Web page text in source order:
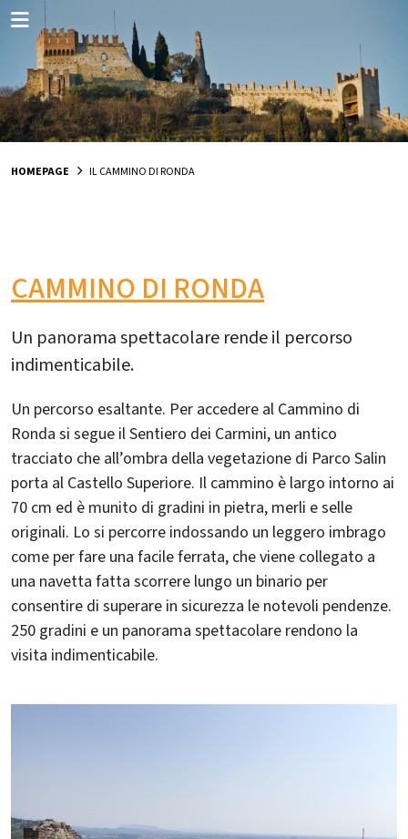
HOMEPAGE IL CAMMINO DI RONDA
CAMMINO DI RONDA
Un panorama spettacolare rende il percorso
indimenticabile.
Un percorso esaltante. Per accedere al Cammino di
Ronda si segue il Sentiero dei Carmini, un antico
tracciato che all’ombra della vegetazione di Parco Salin
porta al Castello Superiore. Il cammino è largo intorno ai
70 cm ed è munito di gradini in pietra, merli e selle
originali. Lo si percorre indossando un leggero imbrago
come per fare una facile ferrata, che viene collegato a
una navetta fatta scorrere lungo un binario per
consentire di superare in sicurezza le notevoli pendenze.
250 gradini e un panorama spettacolare rendono la
visita indimenticabile.